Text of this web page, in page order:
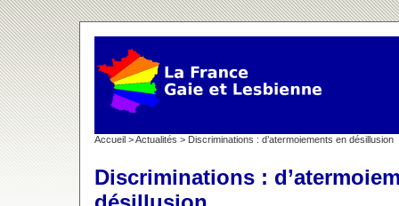
Accueil >Actualités > Discriminations : d’atermoiements en désillusion
Discriminations :